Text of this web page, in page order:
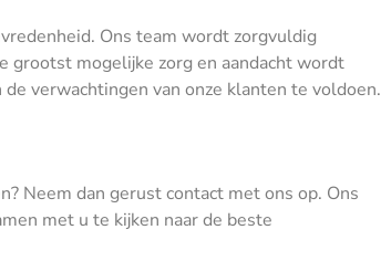
Ons team wordt zorgvuldig
grootst mogelijke zorg en aandacht wordt
verwachtingen van onze klanten te voldoen.
Neem dan gerust contact met ons op. Ons
met u te kijken naar de beste